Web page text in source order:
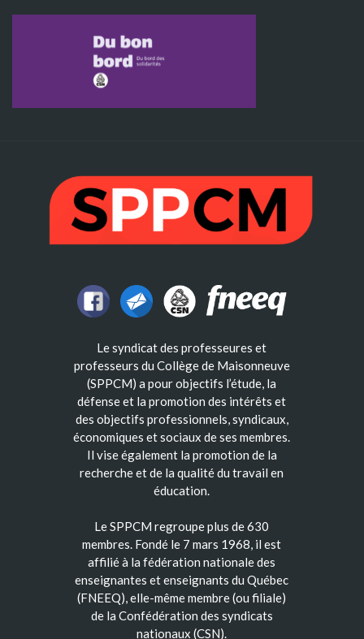
Le syndicat des professeures et
professeurs du Collège de Maisonneuve
(SPPCM) a pour objectifs l’étude, la
défense et la promotion des intérêts et
des objectifs professionnels, syndicaux,
économiques et sociaux de ses membres.
Il vise également la promotion de la
recherche et de la qualité du travail en
éducation.
Le SPPCM regroupe plus de 630
membres. Fondé le 7 mars 1968, il est
affilié à la fédération nationale des
enseignantes et enseignants du Québec
(FNEEQ), elle-même membre (ou filiale)
de la Confédération des syndicats
nationaux (CSN).